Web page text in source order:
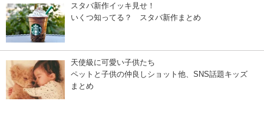
スタバ新作イッキ見せ！
いくつ知ってる？ スタバ新作まとめ
天使級に可愛い子供たち
ペットと子供の仲良しショット他、SNS話題キッズ
まとめ